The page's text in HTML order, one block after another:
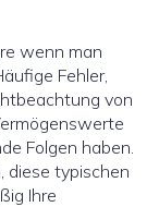
wenn man
Fehler,
von
Folgen haben.
diese typischen
Ihre